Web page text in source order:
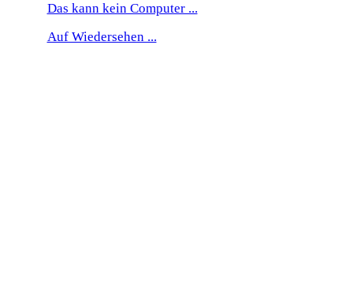
Das kann kein Computer ...
Auf Wiedersehen ...